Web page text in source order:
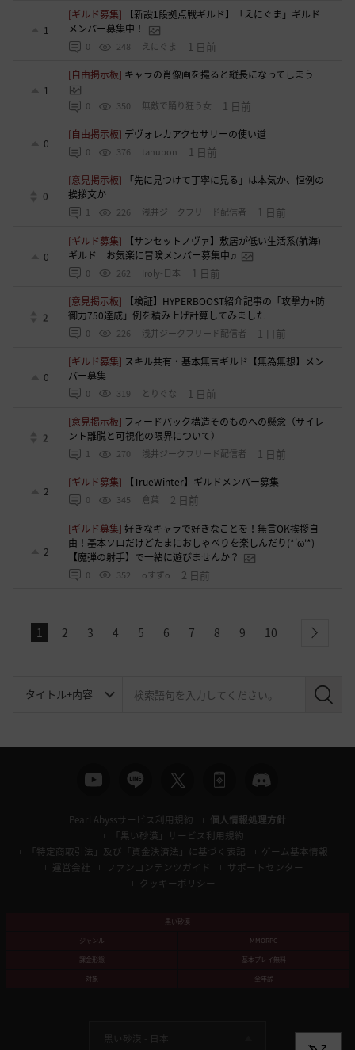
1
[ギルド募集]
【新設1段拠点戦ギルド】「えにぐま」ギルド
メンバー募集中！
0 248 えにぐま 1 日前
1
[自由掲示板] キャラの肖像画を撮ると縦長になってしまう
0 350 無敵で踊り狂う女 1 日前
0
[自由掲示板] デヴォレカアクセサリーの使い道
0 376 tanupon 1 日前
0
[意見掲示板]
「先に見つけて丁寧に見る」は本気か、恒例の
挨拶文か
1 226 浅井ジークフリード配信者 1 日前
0
[ギルド募集]
【サンセットノヴァ】敷居が低い生活系(航海)
ギルド お気楽に冒険メンバー募集中♫
0 262 Iroly-日本 1 日前
2
[意見掲示板]
【検証】HYPERBOOST紹介記事の「攻撃力+防
御力750達成」例を積み上げ計算してみました
0 226 浅井ジークフリード配信者 1 日前
0
[ギルド募集] スキル共有・基本無言ギルド【無為無想】メン
バー募集
0 319 とりぐな 1 日前
2
[意見掲示板] フィードバック構造そのものへの懸念（サイレ
ント離脱と可視化の限界について）
1 270 浅井ジークフリード配信者 1 日前
2
[ギルド募集] 【TrueWinter】ギルドメンバー募集
0 345 倉葉 2 日前
2
[ギルド募集]好きなキャラで好きなことを！無言OK挨拶自
由！基本ソロだけどたまにおしゃべりを楽しんだり(*'ω'*)
【魔弾の射手】で一緒に遊びませんか？
0 352 oすずo 2 日前
1 2 3 4 5 6 7 8 9 10 next
検
Pearl Abyssサービス利用規約
個人情報処理方針
「黒い砂漠」サービス利用規約
「特定商取引法」及び「資金決済法」に基づく表記
ゲーム基本情報
運営会社
ファンコンテンツガイド
サポートセンター
クッキーポリシー
黒い砂漠
ジャンル
MMORPG
課金形態
基本プレイ無料
対象
全年齢
黒い砂漠 - 日本